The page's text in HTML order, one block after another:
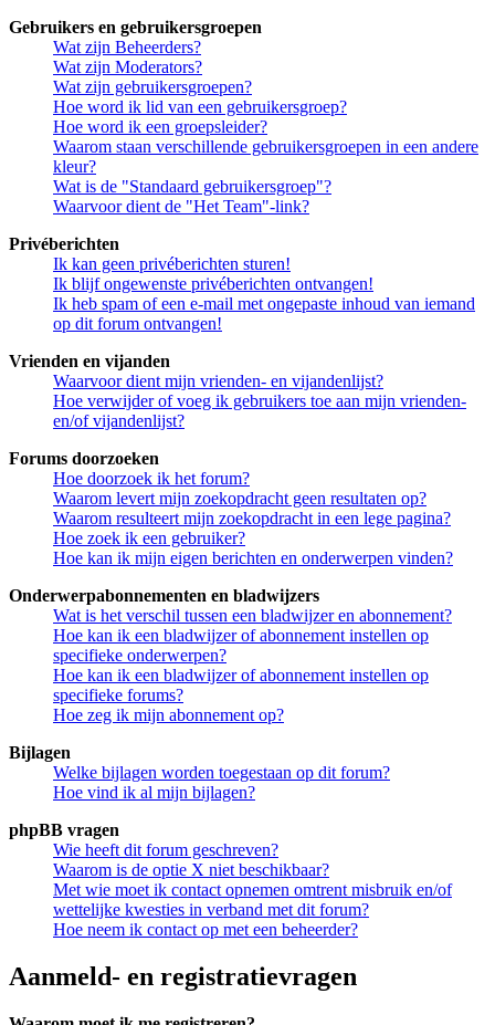
Gebruikers en gebruikersgroepen
Wat zijn Beheerders?
Wat zijn Moderators?
Wat zijn gebruikersgroepen?
Hoe word ik lid van een gebruikersgroep?
Hoe word ik een groepsleider?
Waarom staan verschillende gebruikersgroepen in een andere
kleur?
Wat is de "Standaard gebruikersgroep"?
Waarvoor dient de "Het Team"-link?
Privéberichten
Ik kan geen privéberichten sturen!
Ik blijf ongewenste privéberichten ontvangen!
Ik heb spam of een e-mail met ongepaste inhoud van iemand
op dit forum ontvangen!
Vrienden en vijanden
Waarvoor dient mijn vrienden- en vijandenlijst?
Hoe verwijder of voeg ik gebruikers toe aan mijn vrienden-
en/of vijandenlijst?
Forums doorzoeken
Hoe doorzoek ik het forum?
Waarom levert mijn zoekopdracht geen resultaten op?
Waarom resulteert mijn zoekopdracht in een lege pagina?
Hoe zoek ik een gebruiker?
Hoe kan ik mijn eigen berichten en onderwerpen vinden?
Onderwerpabonnementen en bladwijzers
Wat is het verschil tussen een bladwijzer en abonnement?
Hoe kan ik een bladwijzer of abonnement instellen op
specifieke onderwerpen?
Hoe kan ik een bladwijzer of abonnement instellen op
specifieke forums?
Hoe zeg ik mijn abonnement op?
Bijlagen
Welke bijlagen worden toegestaan op dit forum?
Hoe vind ik al mijn bijlagen?
phpBB vragen
Wie heeft dit forum geschreven?
Waarom is de optie X niet beschikbaar?
Met wie moet ik contact opnemen omtrent misbruik en/of
wettelijke kwesties in verband met dit forum?
Hoe neem ik contact op met een beheerder?
Aanmeld- en registratievragen